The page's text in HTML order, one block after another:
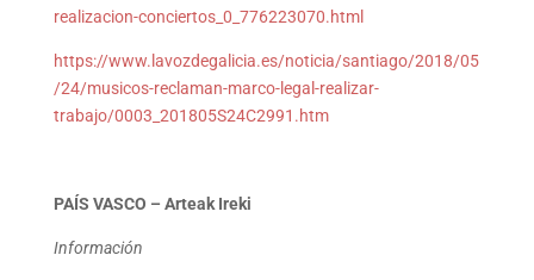
realizacion-conciertos_0_776223070.html
https://www.lavozdegalicia.es/noticia/santiago/2018/05
/24/musicos-reclaman-marco-legal-realizar-
trabajo/0003_201805S24C2991.htm
PAÍS VASCO – Arteak Ireki
Información